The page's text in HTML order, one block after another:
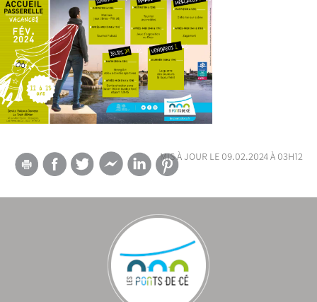
mis à jour le 09.02.2024 à 03h12